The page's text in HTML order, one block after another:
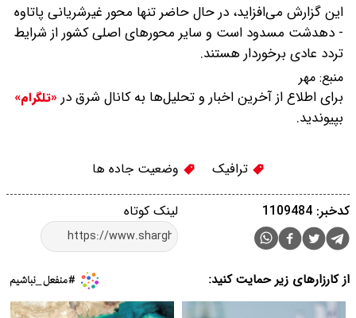
این گزارش می‌افزاید، در حال حاضر تنها محور غیرشریانی پاتاوه
- دهدشت مسدود است و سایر محورهای اصلی کشور از شرایط
تردد عادی برخوردار هستند.
منبع: مهر
برای اطلاع از آخرین اخبار و تحلیل‌ها به کانال شرق در «تلگرام»
بپیوندید.
ترافیک وضعیت جاده ها
لینک کوتاه کدخبر: 1109484
از کارزارهای زیر حمایت کنید: